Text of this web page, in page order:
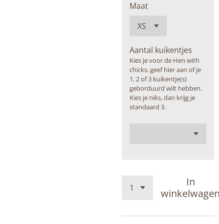
Maat
Aantal kuikentjes
Kies je voor de Hen with
chicks, geef hier aan of je
1, 2 of 3 kuikentje(s)
geborduurd wilt hebben.
Kies je niks, dan krijg je
standaard 3.
In